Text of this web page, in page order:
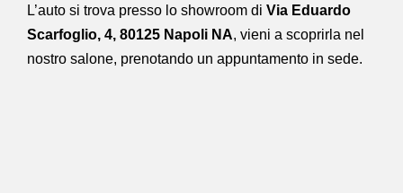
L’auto si trova presso lo showroom di Via Eduardo
Scarfoglio, 4, 80125 Napoli NA, vieni a scoprirla nel
nostro salone, prenotando un appuntamento in sede.